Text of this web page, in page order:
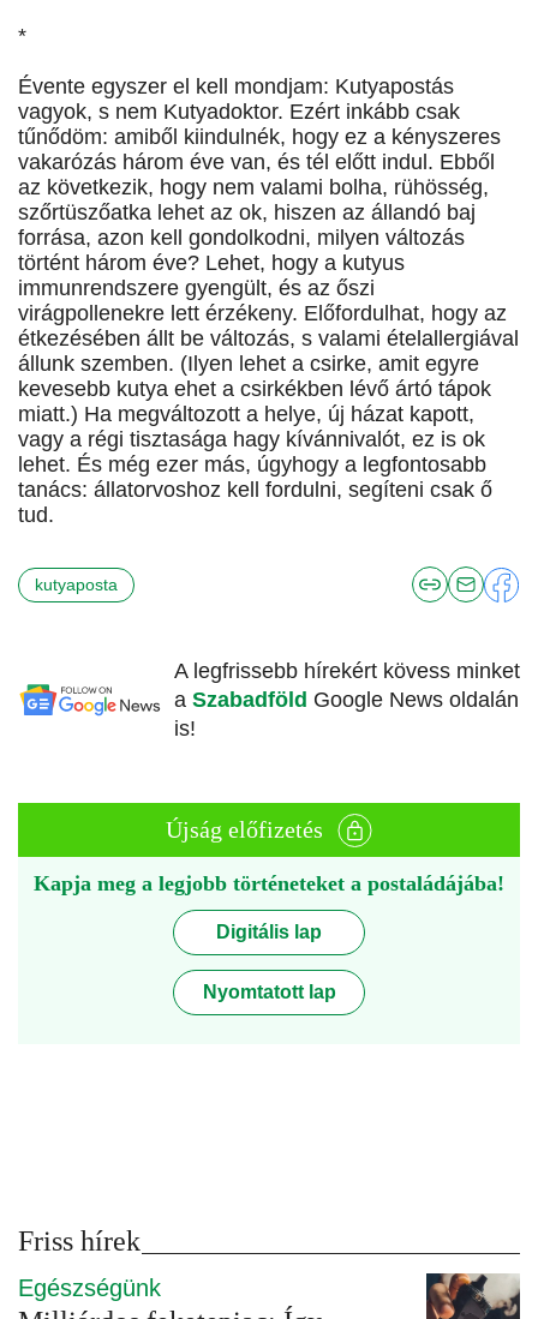
*
Évente egyszer el kell mondjam: Kutyapostás
vagyok, s nem Kutyadoktor. Ezért inkább csak
tűnődöm: amiből kiindulnék, hogy ez a kényszeres
vakarózás három éve van, és tél előtt indul. Ebből
az következik, hogy nem valami bolha, rühösség,
szőrtüszőatka lehet az ok, hiszen az állandó baj
forrása, azon kell gondolkodni, milyen változás
történt három éve? Lehet, hogy a kutyus
immunrendszere gyengült, és az őszi
virágpollenekre lett érzékeny. Előfordulhat, hogy az
étkezésében állt be változás, s valami ételallergiával
állunk szemben. (Ilyen lehet a csirke, amit egyre
kevesebb kutya ehet a csirkékben lévő ártó tápok
miatt.) Ha megváltozott a helye, új házat kapott,
vagy a régi tisztasága hagy kívánnivalót, ez is ok
lehet. És még ezer más, úgyhogy a legfontosabb
tanács: állatorvoshoz kell fordulni, segíteni csak ő
tud.
kutyaposta
A legfrissebb hírekért kövess minket
a Szabadföld Google News oldalán
is!
Újság előfizetés
Kapja meg a legjobb történeteket a postaládájába!
Digitális lap
Nyomtatott lap
Friss hírek
Egészségünk